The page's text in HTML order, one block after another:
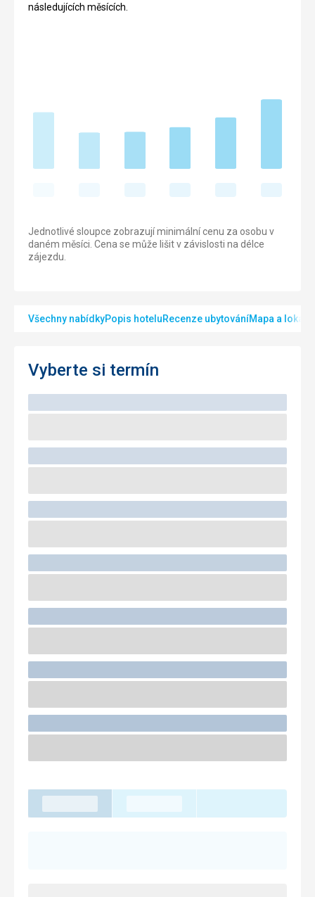
následujících měsících.
Jednotlivé sloupce zobrazují minimální cenu za osobu v
daném měsíci. Cena se může lišit v závislosti na délce
zájezdu.
Všechny nabídkyPopis hoteluRecenze ubytováníMapa a
Vyberte si termín